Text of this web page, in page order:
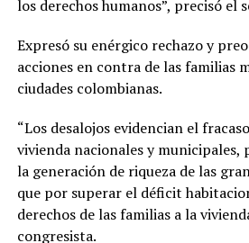
los derechos humanos”, precisó el
Expresó su enérgico rechazo y
acciones en contra de las familias
ciudades colombianas.
“Los desalojos evidencian el
vivienda nacionales y municipales,
la generación de riqueza de las
que por superar el déficit
derechos de las familias a la
congresista.